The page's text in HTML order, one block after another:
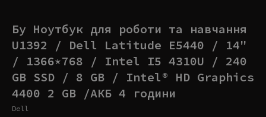
Бу Ноутбук для роботи та навчання
U1392 / Dell Latitude E5440 / 14"
/ 1366*768 / Intel I5 4310U / 240
GB SSD / 8 GB / Intel® HD Graphics
4400 2 GB /АКБ 4 години
Dell